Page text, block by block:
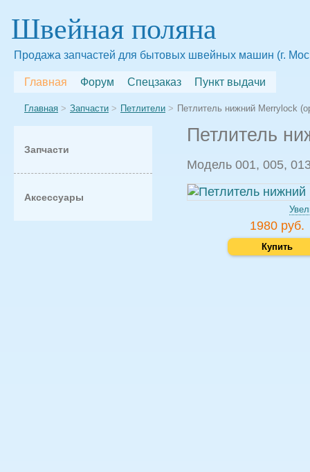
Швейная поляна
Продажа запчастей для бытовых швейных машин (г.
Главная Форум Спецзаказ Пункт выдачи
Главная Запчасти Петлители Петлитель нижний Merrylock
Запчасти
Аксессуары
Петлитель
Модель 001, 005,
1980 руб.
Купить